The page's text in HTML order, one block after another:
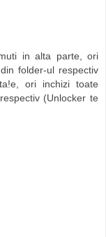
in alta parte, ori
folder-ul respectiv
ori inchizi toate
(Unlocker te